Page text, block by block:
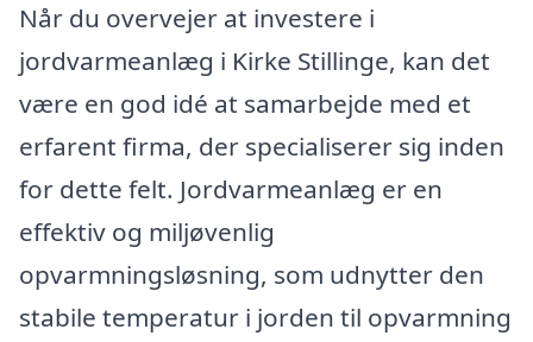
Når du overvejer at investere i
jordvarmeanlæg i Kirke Stillinge, kan det
være en god idé at samarbejde med et
erfarent firma, der specialiserer sig inden
for dette felt. Jordvarmeanlæg er en
effektiv og miljøvenlig
opvarmningsløsning, som udnytter den
stabile temperatur i jorden til opvarmning